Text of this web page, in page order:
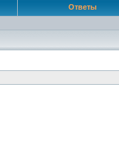
Ответы